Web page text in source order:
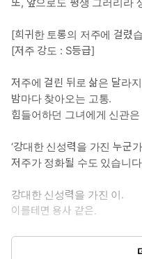
또, 앞으로도 평생 그러리라
[희귀한 토롱의 저주에 걸렸
[저주 강도 : S등급]
저주에 걸린 뒤로 삶은 달라
밤마다 찾아오는 고통.
힘들어하던 그녀에게 신관
‘강대한 신성력을 가진 누군
저주가 정화될 수도 있습니다
강대한 신성력을 가진 이.
이를테면 용사 같은.
그리하여 아이네는 의도를 숨